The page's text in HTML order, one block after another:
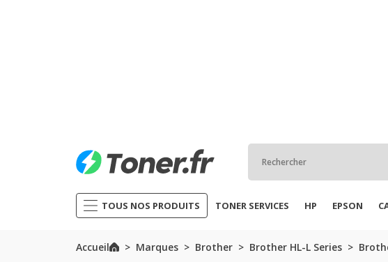
TOUS NOS PRODUITS TONER SERVICES HP EPSON
Accueil Marques Brother Brother HL-L Series